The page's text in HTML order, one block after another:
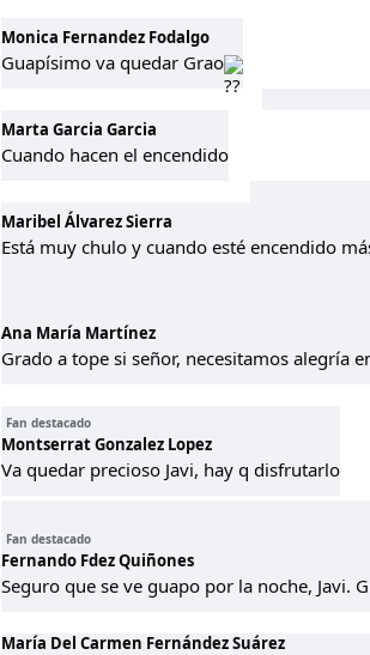
Monica Fernandez Fodalgo
Guapísimo va quedar Grao
Marta Garcia Garcia
Cuando hacen el encendido
Maribel Álvarez Sierra
Está muy chulo y cuando esté encendido
Ana María Martínez
Grado a tope si señor, necesitamos alegría
Fan destacado
Montserrat Gonzalez Lopez
Va quedar precioso Javi, hay q disfrutarlo
Fan destacado
Fernando Fdez Quiñones
Seguro que se ve guapo por la noche, Javi.
María Del Carmen Fernández Suárez